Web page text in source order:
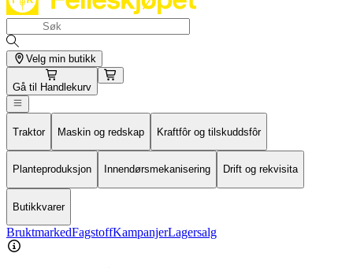
Velg min butikk
Gå til Handlekurv
Traktor Maskin og redskap Kraftfôr og tilskuddsfôr
Planteproduksjon Innendørsmekanisering Drift og rekvisita
Butikkvarer
BruktmarkedFagstoffKampanjerLagersalg